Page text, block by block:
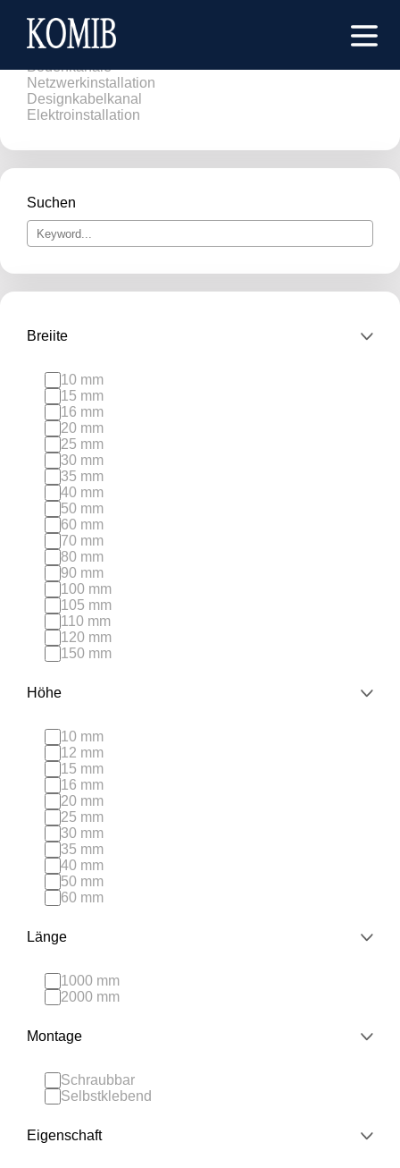
Brüstungskanäle
Kabelkanäle
Bodenkanäle
Netzwerkinstallation
Designkabelkanal
Elektroinstallation
Suchen
Breiite
10 mm
15 mm
16 mm
20 mm
25 mm
30 mm
35 mm
40 mm
50 mm
60 mm
70 mm
80 mm
90 mm
100 mm
105 mm
110 mm
120 mm
150 mm
Höhe
10 mm
12 mm
15 mm
16 mm
20 mm
25 mm
30 mm
35 mm
40 mm
50 mm
60 mm
Länge
1000 mm
2000 mm
Montage
Schraubbar
Selbstklebend
Eigenschaft